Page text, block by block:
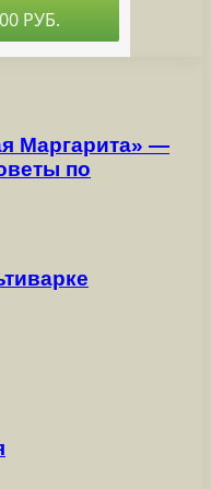
Маргарита» —
по